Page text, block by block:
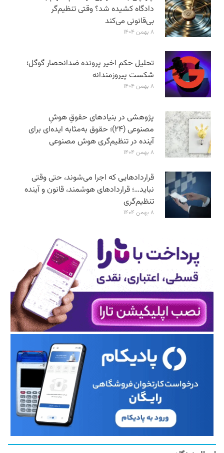
دادگاه کشیده شد؟ وقتی تنظیم‌گر
بی‌قانونی می‌کند
۸ بهمن ۱۴۰۴
تحلیل حکم اخیر پرونده ضدانحصار گوگل؛
شکست پیروزمندانه
۸ بهمن ۱۴۰۴
پژوهشی در بنیادهای حقوقِ هوشِ
مصنوعی (۲۴)؛ حقوق به‌مثابه ایده‌ای برای
آینده در تنظیم‌گری هوش مصنوعی
۸ بهمن ۱۴۰۴
قراردادهایی که اجرا می‌شوند، حتی وقتی
نباید…؛ قراردادهای هوشمند، قانون و آینده
تنظیم‌گری
۸ بهمن ۱۴۰۴